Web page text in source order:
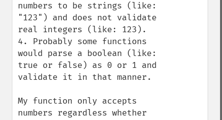
numbers to be strings (like:
"123") and does not validate
real integers (like: 123).
4. Probably some functions
would parse a boolean (like:
true or false) as 0 or 1 and
validate it in that manner.
My function only accepts
numbers regardless whether